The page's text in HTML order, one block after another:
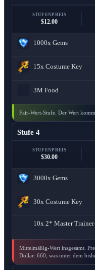
STUFENPREIS
$12.00
1000x Gems
15x Costume Key
3M Food
Fair-Wert-Stufe. Der Wert
Stufe 4
STUFENPREIS
$30.00
3000x Gems
30x Costume Key
10x 2* Master Trainer
Mittelmäßig-Wert insgesamt.
Dollar: 660, was unter dem